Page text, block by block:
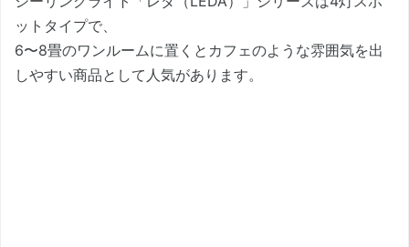
ットタイプで、
6〜8畳のワンルームに置くとカフェのような雰囲気を出
しやすい商品として人気があります。